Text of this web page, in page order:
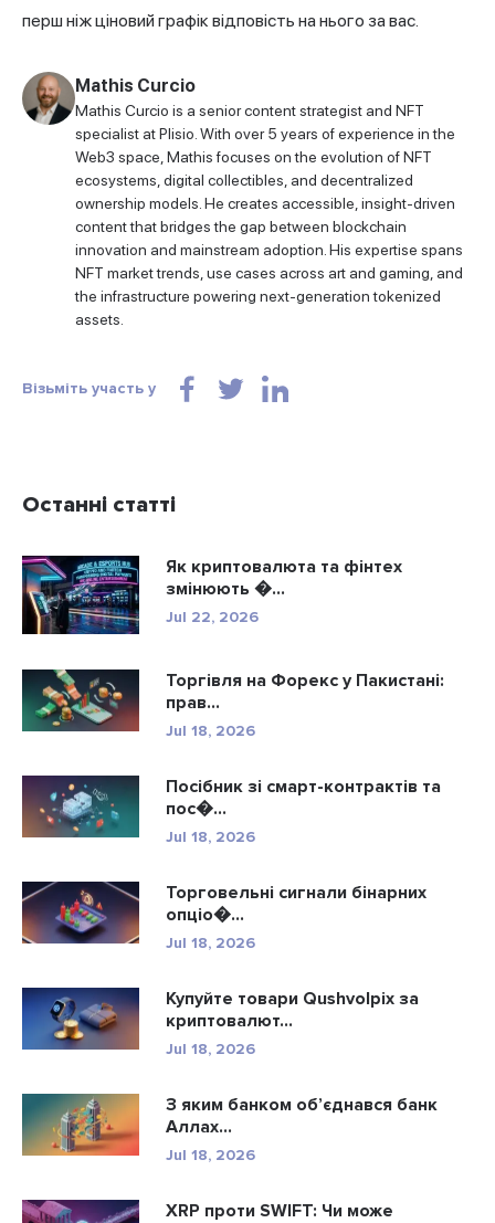
перш ніж ціновий графік відповість на нього за вас.
Mathis Curcio
Mathis Curcio is a senior content strategist and NFT
specialist at Plisio. With over 5 years of experience in the
Web3 space, Mathis focuses on the evolution of NFT
ecosystems, digital collectibles, and decentralized
ownership models. He creates accessible, insight-driven
content that bridges the gap between blockchain
innovation and mainstream adoption. His expertise spans
NFT market trends, use cases across art and gaming, and
the infrastructure powering next-generation tokenized
assets.
Візьміть участь у
Останні статті
Як криптовалюта та фінтех
змінюють �...
Jul 22, 2026
Торгівля на Форекс у Пакистані:
прав...
Jul 18, 2026
Посібник зі смарт-контрактів та
пос�...
Jul 18, 2026
Торговельні сигнали бінарних
опціо�...
Jul 18, 2026
Купуйте товари Qushvolpix за
криптовалют...
Jul 18, 2026
З яким банком об’єднався банк
Аллах...
Jul 18, 2026
XRP проти SWIFT: Чи може